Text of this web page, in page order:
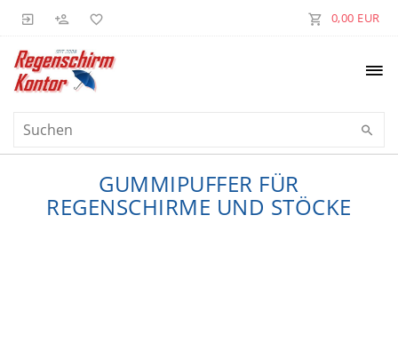
0,00 EUR
GUMMIPUFFER FÜR
REGENSCHIRME UND STÖCKE